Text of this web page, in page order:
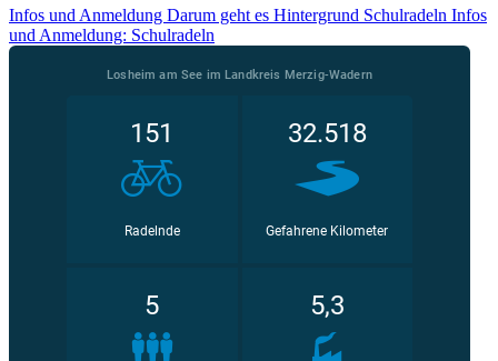
Infos und Anmeldung Darum geht es Hintergrund Schulradeln Infos
und Anmeldung: Schulradeln